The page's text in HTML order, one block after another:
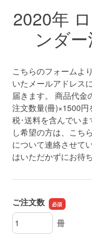
2020年
ンダ
こちらのフォームよ
いたメールアドレス
届きます。 商品代金
注文数量(冊)×1500
税･送料を含んでい
し希望の方は、こち
について連絡させて
はいただかずにお待
ご注文数
ご注文数
冊